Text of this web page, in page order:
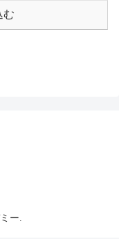
む
ー.